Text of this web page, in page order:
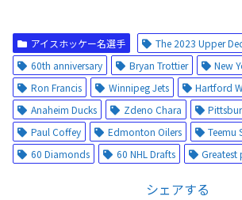
アイスホッケー名選手 The 2023 Upper
60th anniversary
Bryan Trottier
New
Ron Francis
Winnipeg Jets
Hartford
Anaheim Ducks
Zdeno Chara
Paul Coffey
Edmonton Oilers
Teemu
60 Diamonds
60 NHL Drafts Greatest
シェアする